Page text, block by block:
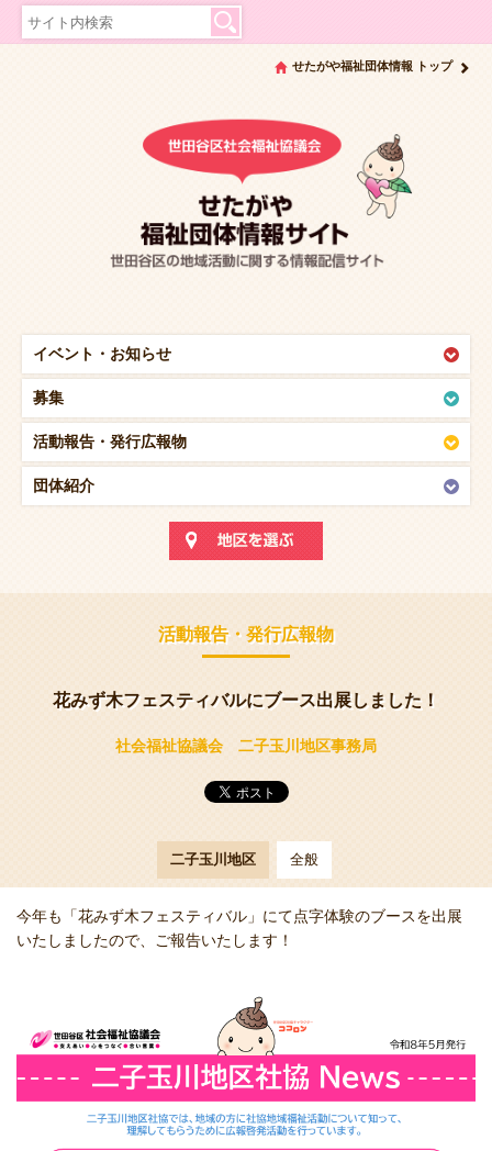
イベント・ お知らせ
募集
活動報告・ 発行広報物
団体紹介
せたがや福祉団体情報 トップ
活動報告・発行広報物
花みず木フェスティバルにブース出展しました！
社会福祉協議会 二子玉川地区事務局
二子玉川地区 全般
今年も「花みず木フェスティバル」にて点字体験のブースを出展
いたしましたので、ご報告いたします！